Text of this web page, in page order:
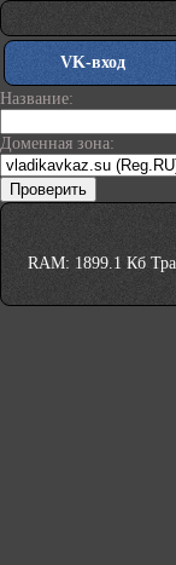
VK-вход
Название:
Доменная зона:
RAM: 1899.1 Кб